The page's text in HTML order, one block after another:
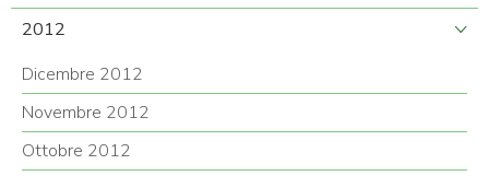
2012
Dicembre 2012
Novembre 2012
Ottobre 2012